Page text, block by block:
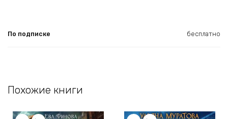
По подписке бесплатно
Похожие книги